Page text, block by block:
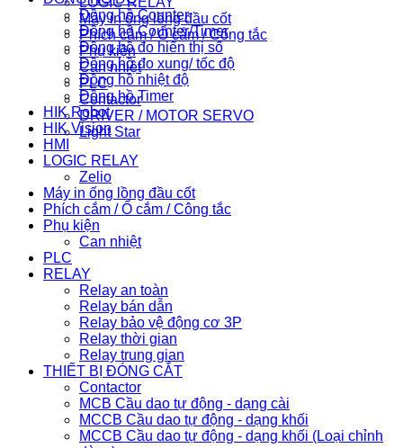
Máy in ống lồng đầu cốt
Phích cắm / Ổ cắm / Công tắc
Phụ kiện
Can nhiệt
PLC
Contactor
DRIVER / MOTOR SERVO
Light Star
Đồng hồ Counter
Đồng hồ Counter/Timer
Đồng hồ đo hiển thị số
Đồng hồ đo xung/ tốc độ
Đồng hồ nhiệt độ
Đồng hồ Timer
HIK Robot
HIK Vision
HMI
LOGIC RELAY
Zelio
Máy in ống lồng đầu cốt
Phích cắm / Ổ cắm / Công tắc
Phụ kiện
Can nhiệt
PLC
RELAY
Relay an toàn
Relay bán dẫn
Relay bảo vệ động cơ 3P
Relay thời gian
Relay trung gian
THIẾT BỊ ĐÓNG CẮT
Contactor
MCB Cầu dao tự động - dạng cài
MCCB Cầu dao tự động - dạng khối
MCCB Cầu dao tự động - dạng khối (Loại chỉnh